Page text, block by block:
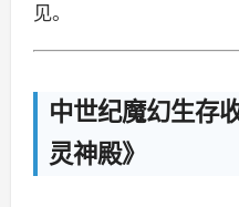
见。
中世纪魔幻生存
灵神殿》